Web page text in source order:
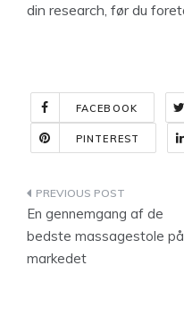
din research, før du
FACEBOOK
PINTEREST
En gennemgang af de
bedste massagestole på
markedet